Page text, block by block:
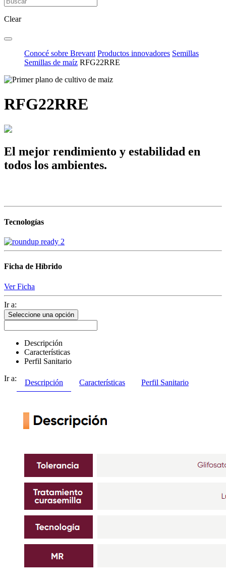
Clear
Conocé sobre Brevant Productos innovadores Semillas
Semillas de maíz RFG22RRE
RFG22RRE
El mejor rendimiento y estabilidad en
todos los ambientes.
Tecnologías
Ficha de Híbrido
Ver Ficha
Ir a:
Seleccione una opción
Descripción
Características
Perfil Sanitario
Ir a:
Descripción Características Perfil Sanitario